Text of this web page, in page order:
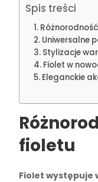
Spis treści
Uniwersalne
Stylizacje
Fiolet w
Eleganckie
fioletu
Fiolet występuje